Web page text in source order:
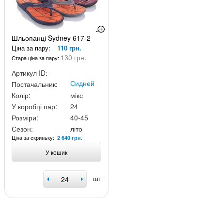
Шльопанці Sydney 617-2
Ціна за пару: 110 грн.
Стара ціна за пару:130 грн.
Артикул ID:
Постачальник:
Сидней
Колір:
мікс
У коробці пар:
24
Розміри:
40-45
Сезон:
літо
Ціна за скриньку: 2 640 грн.
У кошик
шт